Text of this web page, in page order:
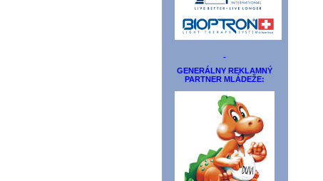
GENERÁLNY REKLAMNÝ
PARTNER MLÁDEŽE: